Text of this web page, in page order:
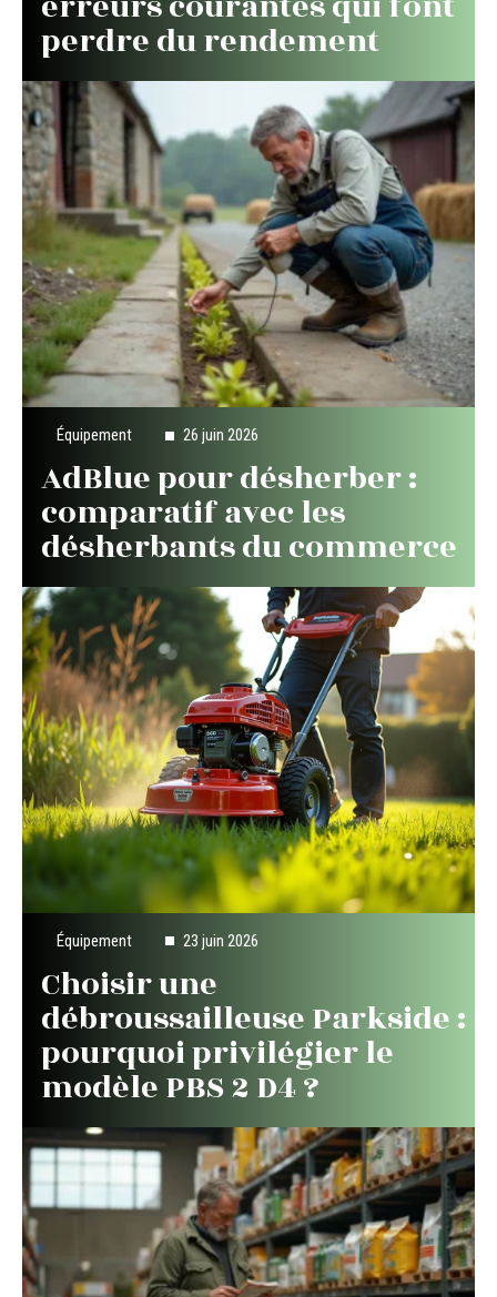
perdre du rendement
Équipement 26 juin 2026
AdBlue pour désherber :
comparatif avec les
désherbants du commerce
Équipement 23 juin 2026
Choisir une
débroussailleuse Parkside :
pourquoi privilégier le
modèle PBS 2 D4 ?